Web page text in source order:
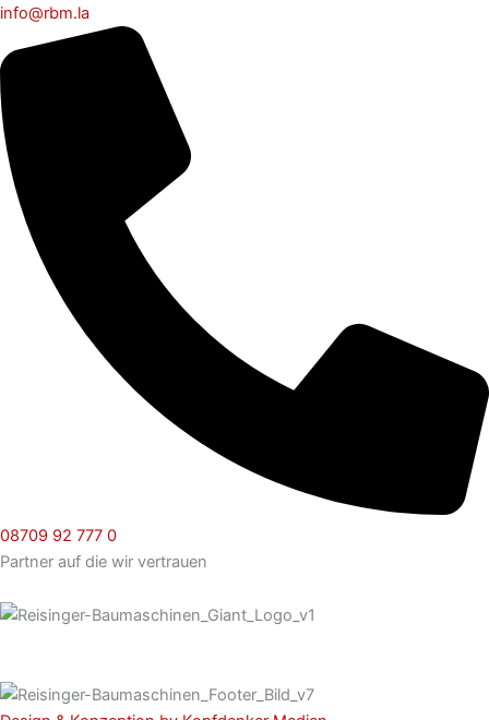
info@rbm.la
08709 92 777 0
Partner auf die wir vertrauen